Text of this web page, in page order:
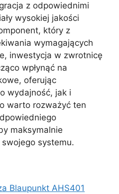
z odpowiednimi
wysokiej jakości
który z
wymagających
inwestycja w zwrotnicę
wpłynąć na
oferując
wydajność, jak i
warto rozważyć ten
maksymalnie
systemu.
Blaupunkt AHS401